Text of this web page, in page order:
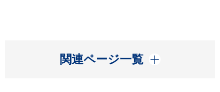
関連ページ一覧
開く